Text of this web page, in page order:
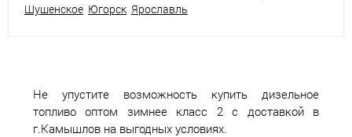
Шушенское Югорск Ярославль
Не упустите возможность купить дизельное
топливо оптом зимнее класс 2 с доставкой в
г.Камышлов на выгодных условиях.